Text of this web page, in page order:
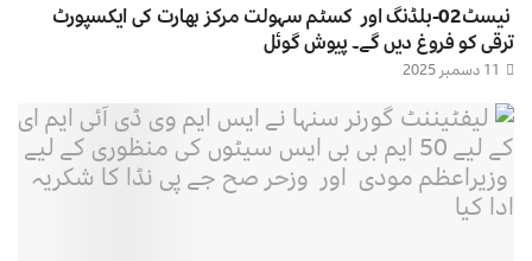
نیسٹ02-بلڈنگ اور کسٹم سہولت مرکز بھارت کی ایکسپورٹ
ترقی کو فروغ دیں گے۔ پیوش گوئل